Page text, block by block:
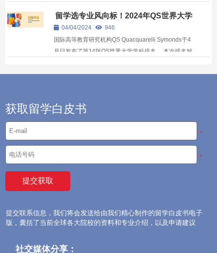
至2026年8月5日结束。 最高1.5万的保证金，逾期不
退 该计划要求来自特定国家的B-1/B-2商务或旅游签证
申请...
留学选专业风向标！2024年QS世界大学
学科排名出炉，英美高校强势霸榜！
04/04/2024
946
国际高等教育研究机构QS Quacquarelli Symonds于4
月日发布了第14版QS世界大学学科排名。 本次排名对
课程来自世界95个国家和地区超过1500所大学，涵盖
获取留学白皮书
*
*
提交联系信息，我们将会发送给由我们精心制作的留学白皮书电子
版，囊括了当前全球各大院校的资料和专业介绍，以及申请建议
社交媒体分享：